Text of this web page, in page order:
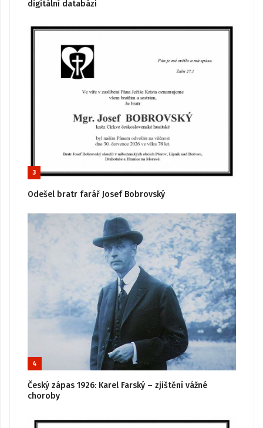
digitální databázi
3
Odešel bratr farář Josef Bobrovský
4
Český zápas 1926: Karel Farský – zjištění vážné
choroby